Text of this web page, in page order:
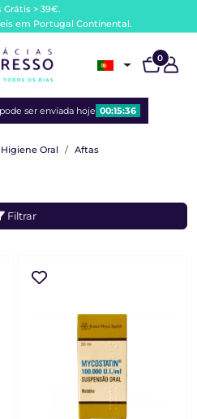
Grátis > 39€.
em Portugal Continental.
0
ser enviada hoje 00:15:36
Higiene Oral Aftas
Filtrar